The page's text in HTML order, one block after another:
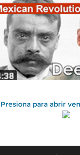
Presiona para abrir